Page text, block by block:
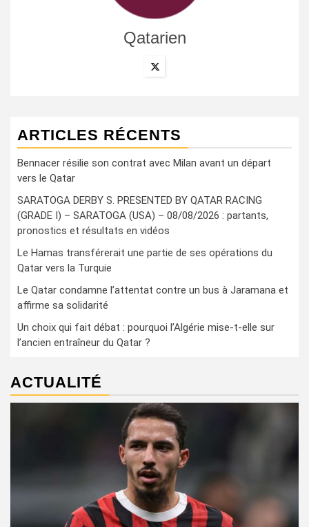
Qatarien
ARTICLES RÉCENTS
Bennacer résilie son contrat avec Milan avant un départ
vers le Qatar
SARATOGA DERBY S. PRESENTED BY QATAR RACING
(GRADE I) – SARATOGA (USA) – 08/08/2026 : partants,
pronostics et résultats en vidéos
Le Hamas transférerait une partie de ses opérations du
Qatar vers la Turquie
Le Qatar condamne l’attentat contre un bus à Jaramana et
affirme sa solidarité
Un choix qui fait débat : pourquoi l’Algérie mise-t-elle sur
l’ancien entraîneur du Qatar ?
ACTUALITÉ